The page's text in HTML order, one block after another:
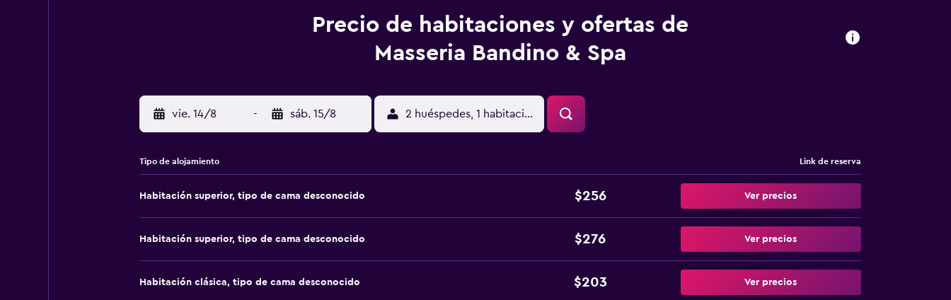
Precio de habitaciones y ofertas de
Masseria Bandino & Spa
vie. 14/8 - sáb. 15/8 2 huéspedes, 1 habitación
Tipo de alojamiento Link de reserva
Habitación superior, tipo de cama desconocido $256 Ver precios
Habitación superior, tipo de cama desconocido $276 Ver precios
Habitación clásica, tipo de cama desconocido $203 Ver precios